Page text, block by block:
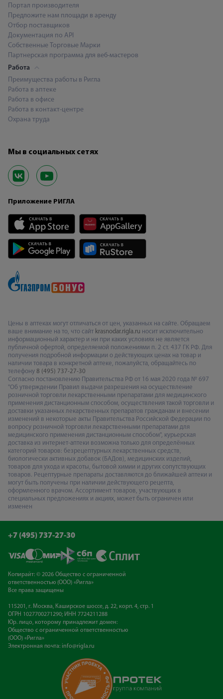
Портал производителя
Предложите нам площади в аренду
Отбор поставщиков
Документация по API
Собственные Торговые Марки
Партнерская программа для веб-мастеров
Работа
Преимущества работы в Ригла
Работа в аптеке
Работа в офисе
Работа в контакт-центре
Охрана труда
Мы в социальных сетях
Приложение РИГЛА
Цены в аптеках могут отличаться от цен, указанных на сайте. Обращаем
ваше внимание на то, что сайт krasnodar.rigla.ru носит исключительно
информационный характер и ни при каких условиях не является
публичной офертой, определяемой положениями п. 2 ст. 437 ГК РФ. Для
получения подробной информации о действующих ценах на товар и
наличии товара в конкретной аптеке, пожалуйста, обращайтесь по
телефону 8 (495) 737-27-30
Согласно постановлению Правительства РФ от 16 мая 2020 года № 697
"Об утверждении Правил выдачи разрешения на осуществление
розничной торговли лекарственными препаратами для медицинского
применения дистанционным способом, осуществления такой торговли и
доставки указанных лекарственных препаратов гражданам и внесении
изменений в некоторые акты Правительства Российской Федерации по
вопросу розничной торговли лекарственными препаратами для
медицинского применения дистанционным способом", курьерская
доставка из интернет-аптеки возможна только для определённых
категорий товаров: безрецептурных лекарственных средств,
биологически активных добавок (БАДов), медицинских изделий,
товаров для ухода и красоты, бытовой химии и других сопутствующих
товаров. Рецептурные препараты доставляются до ближайшей аптеки и
могут быть получены при наличии действующего рецепта,
оформленного врачом. Ассортимент товаров, участвующих в
специальных предложениях и акциях, может быть ограничен или
изменен
+7 (495) 737-27-30
Копирайт: © 2026 Общество с ограниченной
ответственностью (ООО) «Ригла»
Все права защищены
115201, г. Москва, Каширское шоссе, д. 22, корп. 4, стр. 1
ОГРН 1027700271290; ИНН 7724211288
Юр. лицо, которому принадлежит домен:
Общество с ограниченной ответственностью
(ООО) «Ригла»
Электронная почта: info@rigla.ru